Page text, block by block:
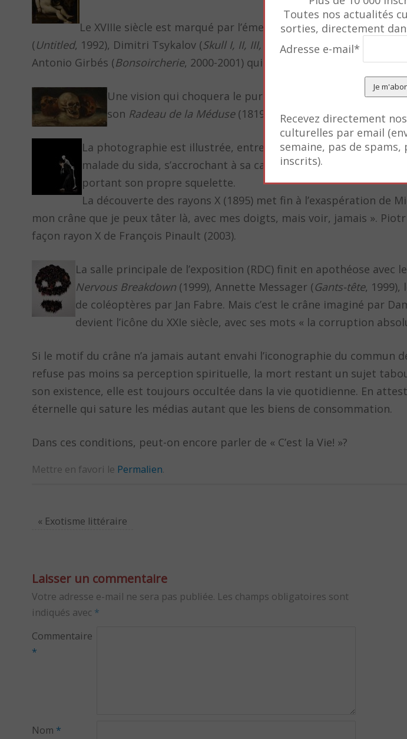
Le XVIIIe siècle est marqué par l’émergence des natures
(Untitled, 1992), Dimitri Tsykalov (Skull I, II, III, IV
, 2005) avec des fruits
Antonio Girbés (Bonsoircherie, 2000-2001) qui remplace la tisane du soir
Une vision qui choquera le puritain XIXe siècle. Pour
son Radeau de la Méduse(1819) trois crânes en guise de
La photographie est illustrée, entre autres, par le célèbre
malade du sida, s’accrochant à sa cane à l’embout cranien. Et
portant son propre squelette.
La découverte des rayons X (1895) met fin à l’exaspération de
mon crâne que je peux tâter là, avec mes doigts, mais voir, jamais ».
façon rayon X de François Pinault (2003).
La salle principale de l’exposition (RDC) finit en apothéose avec
Nervous Breakdown (1999), Annette Messager (Gants-tête, 1999),
de coléoptères par Jan Fabre. Mais c’est le crâne imaginé par
devient l’icône du XXIe siècle, avec ses mots « la corruption
Si le motif du crâne n’a jamais autant envahi l’iconographie du commun
refuse pas moins sa perception spirituelle, la mort restant un sujet
son existence, elle est toujours occultée dans la vie quotidienne. En
éternelle qui sature les médias autant que les biens de consommation.
Dans ces conditions, peut-on encore parler de « C’est la Vie! »?
Mettre en favori le Permalien.
« Exotisme littéraire
Laisser un commentaire
Votre adresse e-mail ne sera pas publiée. Les champs obligatoires sont
indiqués avec *
Commentaire
*
Nom *
Toutes nos actualités
sorties, directement
Adresse e-mail*
Recevez directement
culturelles par email
semaine, pas de spams,
inscrits).